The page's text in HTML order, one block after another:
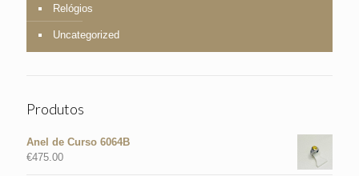
Relógios
Uncategorized
Produtos
Anel de Curso 6064B
€475.00